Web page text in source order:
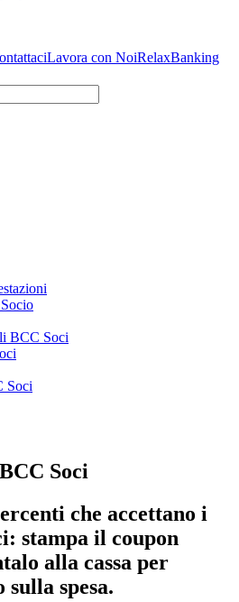
Lavora con NoiRelaxBanking
BCC Soci
Soci
Soci
che accettano i
stampa il coupon
alla cassa per
spesa.